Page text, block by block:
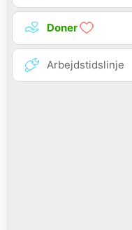
Doner
Arbejdstidslinje